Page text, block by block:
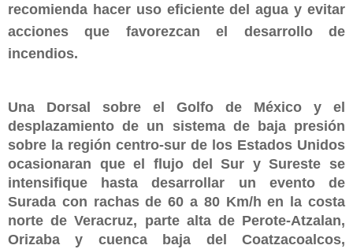
recomienda hacer uso eficiente del agua y evitar
acciones que favorezcan el desarrollo de
incendios.
Una Dorsal sobre el Golfo de México y el
desplazamiento de un sistema de baja presión
sobre la región centro-sur de los Estados Unidos
ocasionaran que el flujo del Sur y Sureste se
intensifique hasta desarrollar un evento de
Surada con rachas de 60 a 80 Km/h en la costa
norte de Veracruz, parte alta de Perote-Atzalan,
Orizaba y cuenca baja del Coatzacoalcos,